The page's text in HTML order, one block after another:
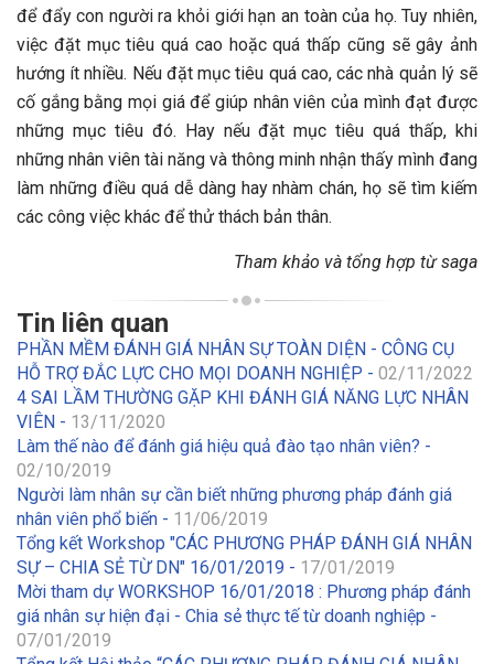
để đẩy con người ra khỏi giới hạn an toàn của họ. Tuy nhiên,
việc đặt mục tiêu quá cao hoặc quá thấp cũng sẽ gây ảnh
hướng ít nhiều. Nếu đặt mục tiêu quá cao, các nhà quản lý sẽ
cố gắng bằng mọi giá để giúp nhân viên của mình đạt được
những mục tiêu đó. Hay nếu đặt mục tiêu quá thấp, khi
những nhân viên tài năng và thông minh nhận thấy mình đang
làm những điều quá dễ dàng hay nhàm chán, họ sẽ tìm kiếm
các công việc khác để thử thách bản thân.
Tham khảo và tổng hợp từ saga
Tin liên quan
PHẦN MỀM ĐÁNH GIÁ NHÂN SỰ TOÀN DIỆN - CÔNG CỤ
HỖ TRỢ ĐẮC LỰC CHO MỌI DOANH NGHIỆP - 02/11/2022
4 SAI LẦM THƯỜNG GẶP KHI ĐÁNH GIÁ NĂNG LỰC NHÂN
VIÊN - 13/11/2020
Làm thế nào để đánh giá hiệu quả đào tạo nhân viên? -
02/10/2019
Người làm nhân sự cần biết những phương pháp đánh giá
nhân viên phổ biến - 11/06/2019
Tổng kết Workshop "CÁC PHƯƠNG PHÁP ĐÁNH GIÁ NHÂN
SỰ – CHIA SẺ TỪ DN" 16/01/2019 - 17/01/2019
Mời tham dự WORKSHOP 16/01/2018 : Phương pháp đánh
giá nhân sự hiện đại - Chia sẻ thực tế từ doanh nghiệp -
07/01/2019